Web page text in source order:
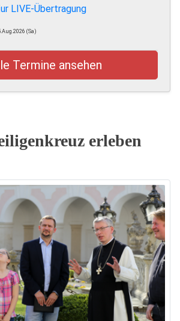
LIVE-Übertragung
(Sa)
Termine ansehen
erleben